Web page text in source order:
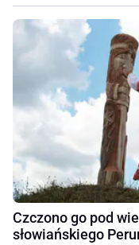
Czczono go pod
słowiańskiego